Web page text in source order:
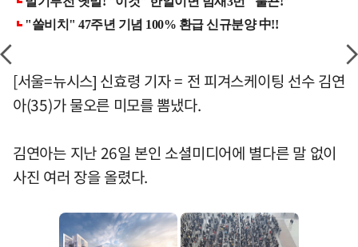
[서울=뉴시스] 신효령 기자 = 전 피겨스케이팅 선수 김연
아(35)가 물오른 미모를 뽐냈다.
김연아는 지난 26일 본인 소셜미디어에 별다른 말 없이
사진 여러 장을 올렸다.